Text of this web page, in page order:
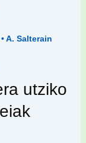
• A. Salterain
utziko